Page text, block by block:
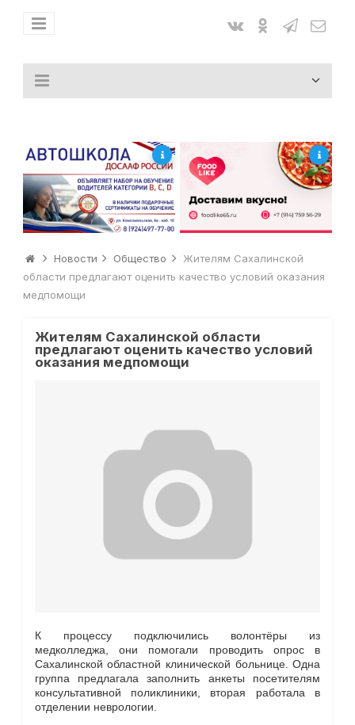
Новости Общество
Жителям Сахалинской
области предлагают оценить качество условий оказания
медпомощи
Жителям Сахалинской области
предлагают оценить качество условий
оказания медпомощи
К процессу подключились волонтёры из
медколледжа, они помогали проводить опрос в
Сахалинской областной клинической больнице. Одна
группа предлагала заполнить анкеты посетителям
консультативной поликлиники, вторая работала в
отделении неврологии.